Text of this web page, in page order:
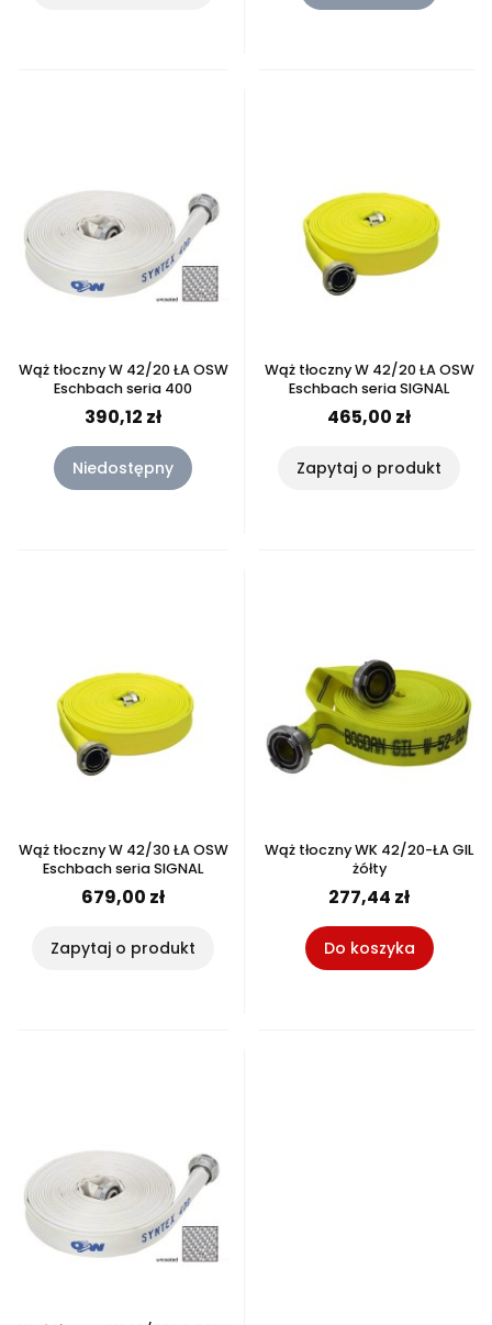
Wąż tłoczny W 42/20 ŁA OSW
Eschbach seria 400
390,12 zł
Niedostępny
Wąż tłoczny W 42/20 ŁA OSW
Eschbach seria SIGNAL
465,00 zł
Zapytaj o produkt
Wąż tłoczny W 42/30 ŁA OSW
Eschbach seria SIGNAL
679,00 zł
Zapytaj o produkt
Wąż tłoczny WK 42/20-ŁA GIL
żółty
277,44 zł
Do koszyka